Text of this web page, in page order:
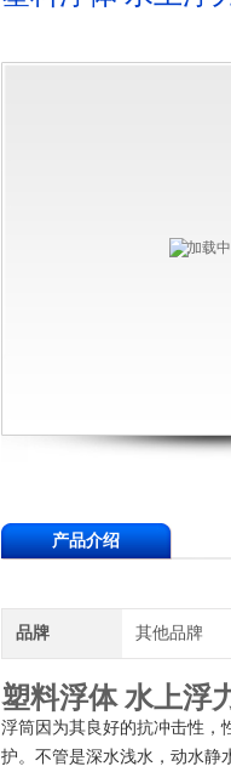
产品介绍
品牌 其他品牌
塑料浮体 水上浮
浮筒因为其良好的抗冲击性，
护。不管是深水浅水，动水静